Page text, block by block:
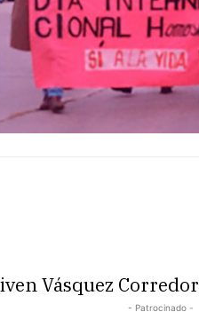
Vásquez Corredor
- Patrocinado -